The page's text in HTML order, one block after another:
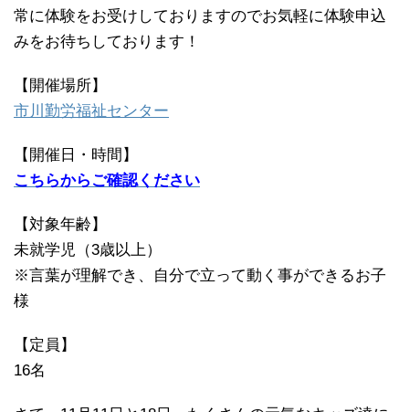
常に体験をお受けしておりますのでお気軽に体験申込
みをお待ちしております！
【開催場所】
市川勤労福祉センター
【開催日・時間】
こちらからご確認ください
【対象年齢】
未就学児（3歳以上）
※言葉が理解でき、自分で立って動く事ができるお子
様
【定員】
16名